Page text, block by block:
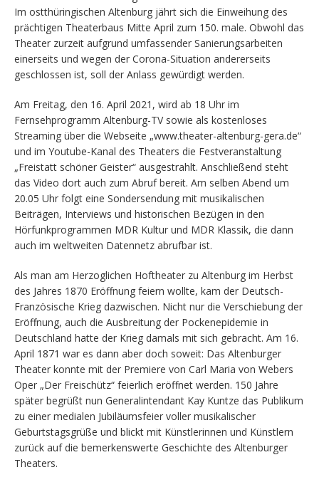
Im ostthüringischen Altenburg jährt sich die Einweihung des
prächtigen Theaterbaus Mitte April zum 150. male. Obwohl das
Theater zurzeit aufgrund umfassender Sanierungsarbeiten
einerseits und wegen der Corona-Situation andererseits
geschlossen ist, soll der Anlass gewürdigt werden.
Am Freitag, den 16. April 2021, wird ab 18 Uhr im
Fernsehprogramm Altenburg-TV sowie als kostenloses
Streaming über die Webseite „www.theater-altenburg-gera.de“
und im Youtube-Kanal des Theaters die Festveranstaltung
„Freistatt schöner Geister“ ausgestrahlt. Anschließend steht
das Video dort auch zum Abruf bereit. Am selben Abend um
20.05 Uhr folgt eine Sondersendung mit musikalischen
Beiträgen, Interviews und historischen Bezügen in den
Hörfunkprogrammen MDR Kultur und MDR Klassik, die dann
auch im weltweiten Datennetz abrufbar ist.
Als man am Herzoglichen Hoftheater zu Altenburg im Herbst
des Jahres 1870 Eröffnung feiern wollte, kam der Deutsch-
Französische Krieg dazwischen. Nicht nur die Verschiebung der
Eröffnung, auch die Ausbreitung der Pockenepidemie in
Deutschland hatte der Krieg damals mit sich gebracht. Am 16.
April 1871 war es dann aber doch soweit: Das Altenburger
Theater konnte mit der Premiere von Carl Maria von Webers
Oper „Der Freischütz“ feierlich eröffnet werden. 150 Jahre
später begrüßt nun Generalintendant Kay Kuntze das Publikum
zu einer medialen Jubiläumsfeier voller musikalischer
Geburtstagsgrüße und blickt mit Künstlerinnen und Künstlern
zurück auf die bemerkenswerte Geschichte des Altenburger
Theaters.